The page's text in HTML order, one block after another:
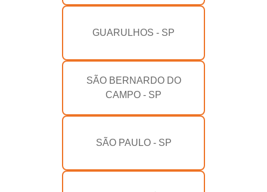
GUARULHOS - SP
SÃO BERNARDO DO
CAMPO - SP
SÃO PAULO - SP